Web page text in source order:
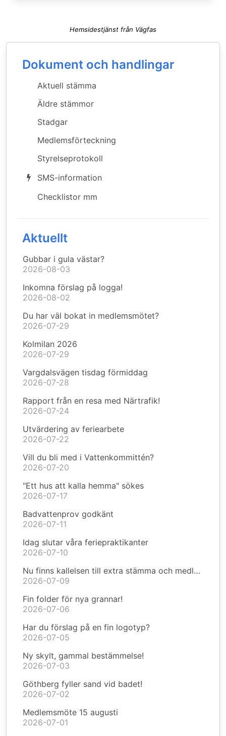
Hemsidestjänst från Vägfas
Dokument och handlingar
Aktuell stämma
Äldre stämmor
Stadgar
Medlemsförteckning
Styrelseprotokoll
SMS-information
Checklistor mm
Aktuellt
Gubbar i gula västar?
2026-08-03
Inkomna förslag på logga!
2026-08-02
Du har väl bokat in medlemsmötet?
2026-07-29
Kolmilan 2026
2026-07-29
Vargdalsvägen tisdag förmiddag
2026-07-28
Rapport från en resa med Närtrafik!
2026-07-24
Utvärdering av feriearbete
2026-07-22
Vill du bli med i Vattenkommittén?
2026-07-20
"Ett hus att kalla hemma" sökes
2026-07-17
Badvattenprov godkänt
2026-07-11
Idag slutar våra feriepraktikanter
2026-07-10
Nu finns kallelsen till extra stämma och medlemsmöte
2026-07-09
Fin folder för nya grannar!
2026-07-06
Har du förslag på en fin logotyp?
2026-07-05
Ny skylt, gammal bestämmelse!
2026-07-03
Göthberg fyller sand vid badet!
2026-07-02
Medlemsmöte 15 augusti
2026-07-01